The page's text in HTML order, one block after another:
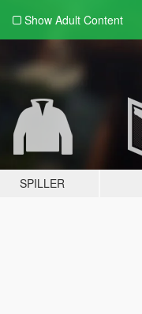
Show Adult Content
SPILLER